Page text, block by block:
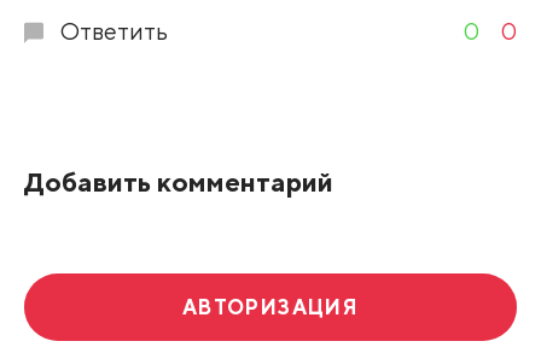
Ответить 0 0
Добавить комментарий
АВТОРИЗАЦИЯ